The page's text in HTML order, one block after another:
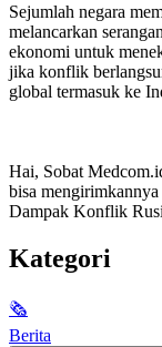
Sejumlah negara
melancarkan
ekonomi untuk
jika konflik
global termasuk ke
Hai, Sobat
bisa
Dampak Konflik
Kategori
🗞
Berita